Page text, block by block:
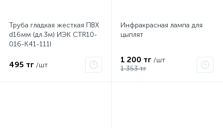
Труба гладкая жесткая ПВХ
d16мм (дл.3м) ИЭК CTR10-
016-K41-111I
495 тг /шт
Инфракрасная лампа для
цыплят
1 200 тг /шт
1 353 тг